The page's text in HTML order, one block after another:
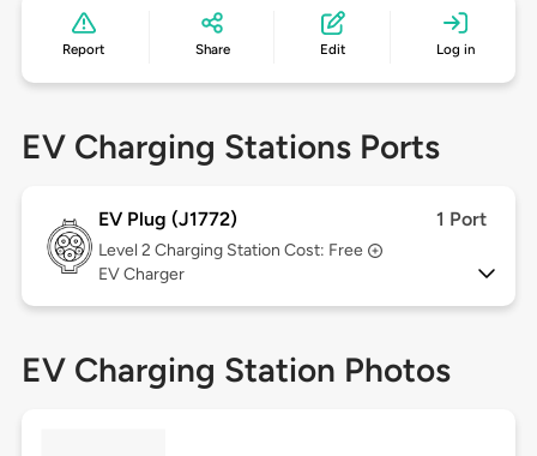
Report Share Edit Log in
EV Charging Stations Ports
EV Plug (J1772) 1 Port
Level 2 Charging Station Cost: Free
EV Charger
EV Charging Station Photos